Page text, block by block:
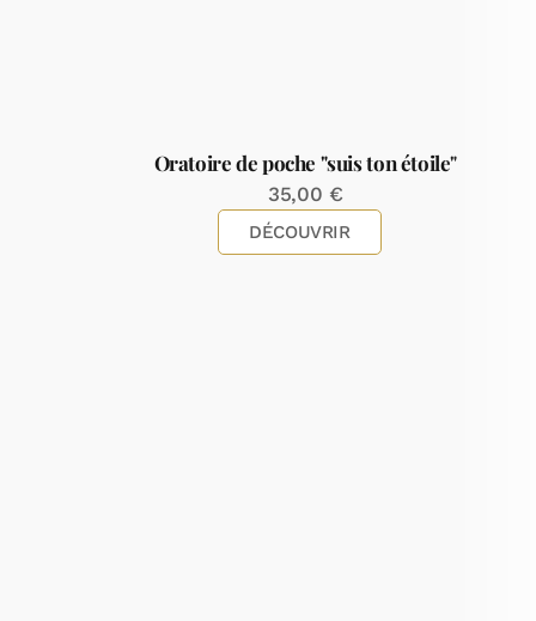
Oratoire de poche "suis ton étoile"
35,00 €
DÉCOUVRIR